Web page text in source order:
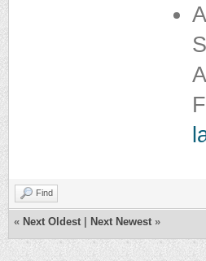
Find
« Next Oldest Next Newest »